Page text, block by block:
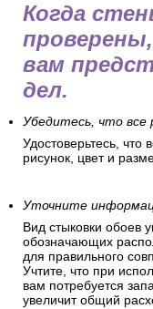
Когда
вам
дел.
Убедитесь, что все
Удостоверьтесь,
рисунок, цвет и
Уточните
Вид стыковки обоев
обозначающих
для правильного
Учтите, что при
вам потребуется
увеличит общий